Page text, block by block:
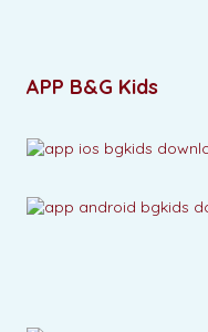
APP B&G Kids